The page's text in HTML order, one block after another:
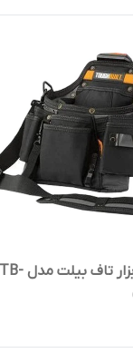
کیف کمری ابزار تاف بیلت مدل TB-